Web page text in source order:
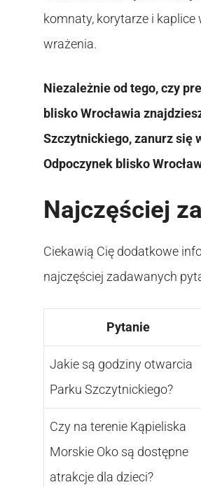
komnaty, korytarze i
wrażenia.
Niezależnie od tego, czy
blisko Wrocławia
Szczytnickiego, zanurz się
Odpoczynek blisko
Najczęściej
Ciekawią Cię dodatkowe
najczęściej zadawanych
Pytanie
Jakie są godziny otwarcia
Parku Szczytnickiego?
Czy na terenie Kąpieliska
Morskie Oko są dostępne
atrakcje dla dzieci?